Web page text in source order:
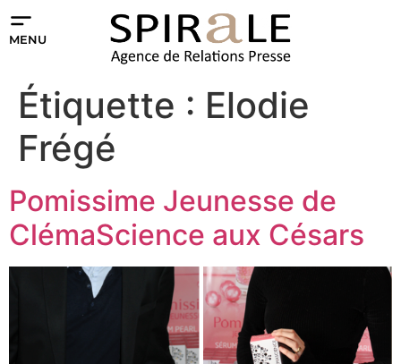
MENU
Étiquette : Elodie
Frégé
Pomissime Jeunesse de
ClémaScience aux Césars